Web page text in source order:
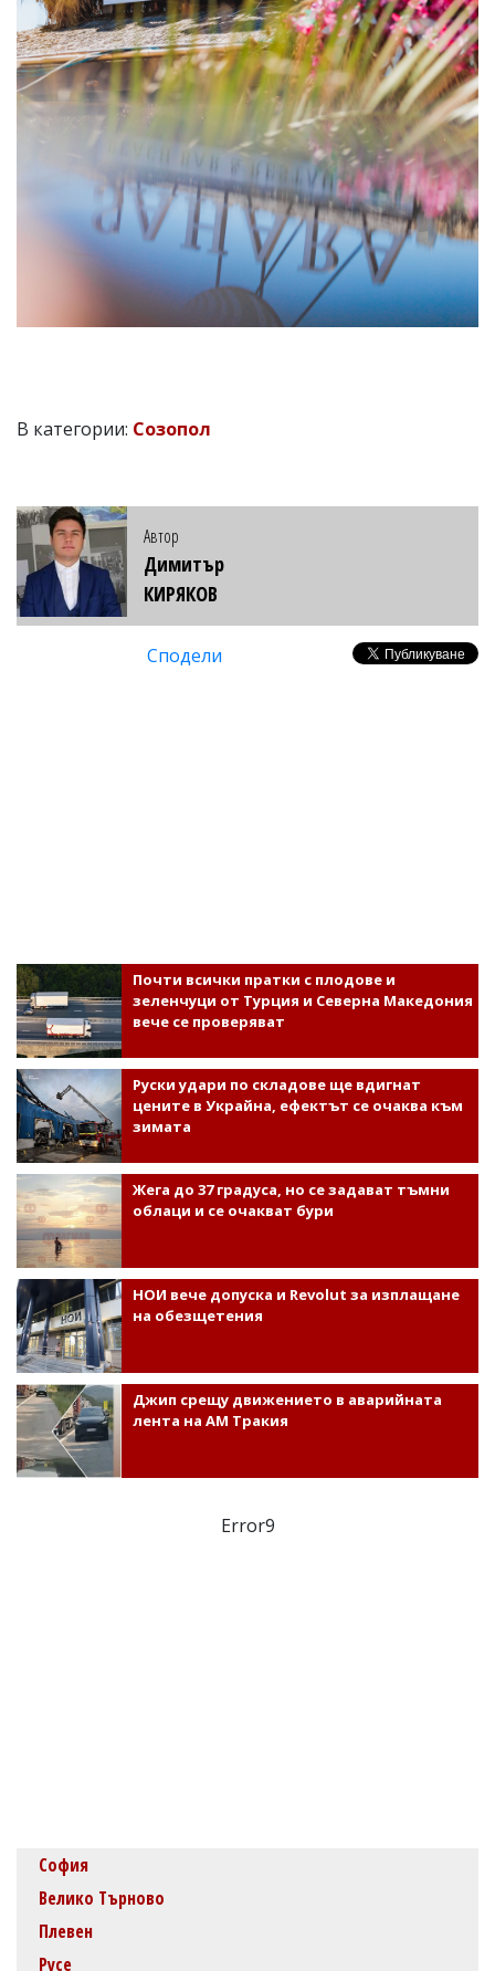
В категории: Созопол
Автор
Димитър
КИРЯКОВ
Сподели
Почти всички пратки с плодове и
зеленчуци от Турция и Северна Македония
вече се проверяват
Руски удари по складове ще вдигнат
цените в Украйна, ефектът се очаква към
зимата
Жега до 37 градуса, но се задават тъмни
облаци и се очакват бури
НОИ вече допуска и Revolut за изплащане
на обезщетения
Джип срещу движението в аварийната
лента на АМ Тракия
Error9
София
Велико Търново
Плевен
Русе